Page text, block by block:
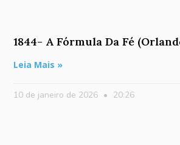
1844- A Fórmula Da Fé
Leia Mais »
10 de janeiro de 2026 20:26